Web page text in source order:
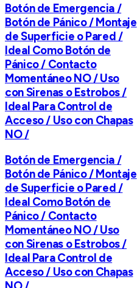
Botón de Emergencia /
Botón de Pánico / Montaje
de Superficie o Pared /
Ideal Como Botón de
Pánico / Contacto
Momentáneo NO / Uso
con Sirenas o Estrobos /
Ideal Para Control de
Acceso / Uso con Chapas
NO /
Botón de Emergencia /
Botón de Pánico / Montaje
de Superficie o Pared /
Ideal Como Botón de
Pánico / Contacto
Momentáneo NO / Uso
con Sirenas o Estrobos /
Ideal Para Control de
Acceso / Uso con Chapas